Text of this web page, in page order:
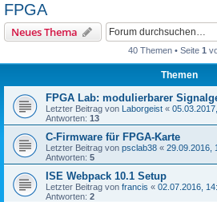
FPGA
Neues Thema
40 Themen • Seite 1
Themen
FPGA Lab: modulierbarer
Letzter Beitrag von Laborgeist «
Antworten: 13
C-Firmware für FPGA-Karte
Letzter Beitrag von psclab38 « 29.09.2016,
Antworten: 5
ISE Webpack 10.1 Setup
Letzter Beitrag von francis « 02.07.2016,
Antworten: 2